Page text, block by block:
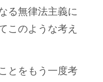
る無律法主義に
このような考え
とをもう一度考